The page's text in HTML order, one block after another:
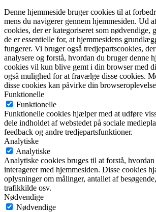
Denne hjemmeside bruger cookies til at
mens du navigerer gennem hjemmesiden. Ud
cookies, der er kategoriseret som nødvendige,
de er essentielle for, at hjemmesidens
fungerer. Vi bruger også tredjepartscookies,
analysere og forstå, hvordan du bruger denne
cookies vil kun blive gemt i din browser med
også mulighed for at fravælge disse cookies.
disse cookies kan påvirke din
Funktionelle
Funktionelle
Funktionelle cookies hjælper med at udføre
dele indholdet af webstedet på sociale
feedback og andre tredjepartsfunktioner.
Analytiske
Analytiske
Analytiske cookies bruges til at forstå, hvordan
interagerer med hjemmesiden. Disse cookies
oplysninger om målinger, antallet af
trafikkilde osv.
Nødvendige
Nødvendige